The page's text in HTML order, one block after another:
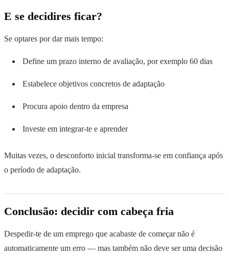
E se decidires ficar?
Se optares por dar mais tempo:
Define um prazo interno de avaliação, por exemplo 60 dias
Estabelece objetivos concretos de adaptação
Procura apoio dentro da empresa
Investe em integrar-te e aprender
Muitas vezes, o desconforto inicial transforma-se em confiança após
o período de adaptação.
Conclusão: decidir com cabeça fria
Despedir-te de um emprego que acabaste de começar não é
automaticamente um erro — mas também não deve ser uma decisão